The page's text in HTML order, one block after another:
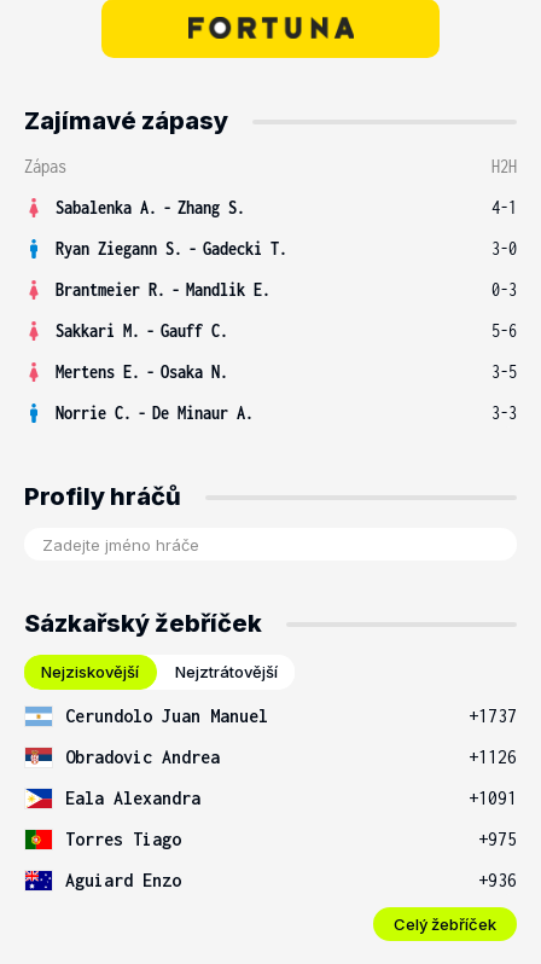
Zajímavé zápasy
Zápas
H2H
Sabalenka A. - Zhang S.
4-1
Ryan Ziegann S. - Gadecki T.
3-0
Brantmeier R. - Mandlik E.
0-3
Sakkari M. - Gauff C.
5-6
Mertens E. - Osaka N.
3-5
Norrie C. - De Minaur A. 3-3
Profily hráčů
Sázkařský žebříček
Nejziskovější Nejztrátovější
Cerundolo Juan Manuel
+1737
Obradovic Andrea
+1126
Eala Alexandra
+1091
Torres Tiago
+975
Aguiard Enzo
+936
Celý žebříček